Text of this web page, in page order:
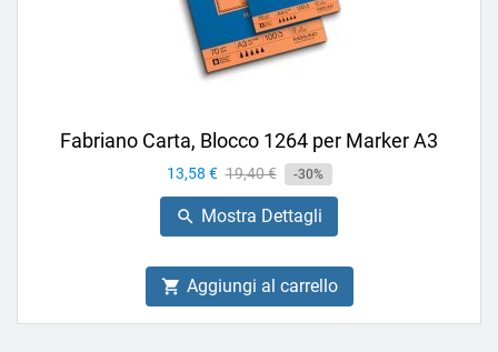
Fabriano Carta, Blocco 1264 per Marker A3
Prezzo
13,58 € Prezzo
base
19,40 € -30%
 Mostra Dettagli
 Aggiungi al carrello